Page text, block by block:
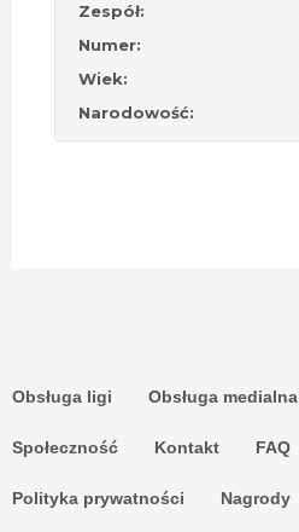
Zespół:
Numer:
Wiek:
Narodowość:
Obsługa ligi Obsługa medialna
Społeczność Kontakt FAQ
Polityka prywatności Nagrody